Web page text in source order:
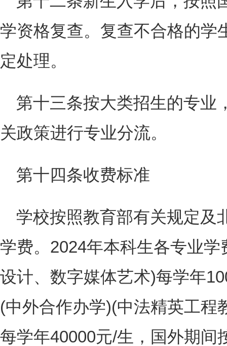
学资格复查。复查不合格的学
定处理。
第十三条按大类招生的专业
关政策进行专业分流。
第十四条收费标准
学校按照教育部有关规定及
学费。2024年本科生各专业
设计、数字媒体艺术)每学年
(中外合作办学)(中法精英工程
每学年40000元/生，国外期间